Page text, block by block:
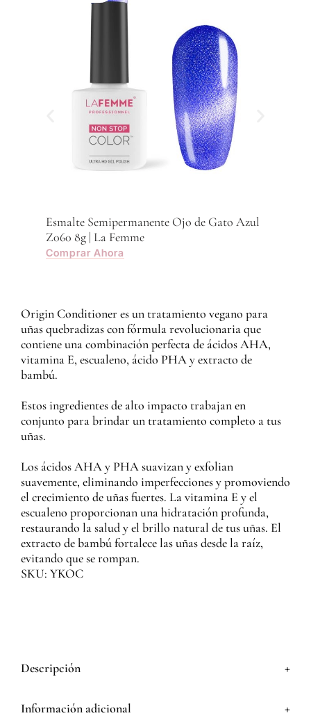
Esmalte Semipermanente Ojo de Gato Azul
Z060 8g | La Femme
Comprar Ahora
Origin Conditioner es un tratamiento vegano para
uñas quebradizas con fórmula revolucionaria que
contiene una combinación perfecta de ácidos AHA,
vitamina E, escualeno, ácido PHA y extracto de
bambú.
Estos ingredientes de alto impacto trabajan en
conjunto para brindar un tratamiento completo a tus
uñas.
Los ácidos AHA y PHA suavizan y exfolian
suavemente, eliminando imperfecciones y promoviendo
el crecimiento de uñas fuertes. La vitamina E y el
escualeno proporcionan una hidratación profunda,
restaurando la salud y el brillo natural de tus uñas. El
extracto de bambú fortalece las uñas desde la raíz,
evitando que se rompan.
SKU: YKOC
Descripción +
Información adicional +